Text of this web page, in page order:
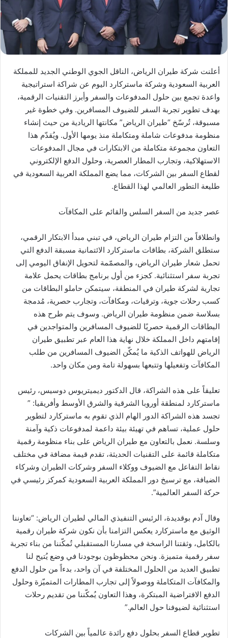
أعلنت شركة طيران الرياض، الناقل الجوي الوطني الجديد للمملكة
العربية السعودية وشركة ماستركارد اليوم عن شراكة استراتيجية
واعدة تجمع بين حلول المدفوعات والسفر وأبرز التقنيات الرقمية،
بهدف تطوير تجربة السفر للضيوف المسافرين. وفي خطوة غير
مسبوقة، تُرسّخ “طيران الرياض” مكانتها الريادية من حيث إنشاء
منظومة مدفوعات شاملة ومتكاملة منذ يومها الأول. ويُقدّم هذا
التعاون مجموعة متكاملة من الابتكارات في مجال المدفوعات
الاستهلاكية، وتجارب المطار العصرية، وحلول الدفع الإلكتروني
لقطاع السفر بين الشركات، مما يضع المملكة العربية السعودية في
طليعة التطور العالمي لهذا القطاع.
عصر جديد من السفر السلس والقائم على المكافآت
وانطلاقاً من التزام طيران الرياض، في تبني مبدأ الابتكار الرقمي،
ستطلق الشركة، بطاقات ماستركارد الائتمانية مسبقة الدفع التي
تحمل شعار طيران الرياض، والمصمّمة لتحويل الإنفاق اليومي إلى
تجربة سفر استثنائية. كجزء من أول برنامج بطاقات يحمل علامة
تجارية لشركة طيران في المنطقة، سيتمكن حاملو البطاقات من
كسب رحلات جوية، وترقيات، ومكافآت، وتجارب حصرية، مُدمجة
بسلاسة ضمن منظومة طيران الرياض. وسوف يتم طرح هذه
البطاقات الرقمية حصريًا للضيوف المسافرين والمتواجدين في
إقامتهم داخل المملكة خلال نهاية هذا العام عبر تطبيق طيران
الرياض للهواتف الذكية ما يُمكّن الضيوف المسافرين من طلب
المكافآت وتفعيلها وتتبعها بسهولة تامة ومن مكان واحد.
تعليقاً على هذه الشراكة، قال الدكتور ديميتريوس دوسيس، رئيس
ماستركارد لمنطقة أوروبا الشرقية والشرق الأوسط وأفريقيا: ”
تجسد هذه الشراكة الدور الهام الذي تقوم به ماستركارد لتطوير
حلول عملية، تساهم في تهيئة بيئة داعمة لمدفوعات ذكية وآمنة
وسلسة. نعمل بالتعاون مع طيران الرياض على بناء منظومة رقمية
متكاملة قائمة على التقنيات الحديثة، تقدم قيمة مضافة في مختلف
نقاط التفاعل مع الضيوف ووكلاء السفر وشركات الطيران وشركاء
الضيافة، مع ترسيخ دور المملكة العربية السعودية كمركز رئيسي في
حركة السفر العالمية”.
وقال آدم بوقديدة، الرئيس التنفيذي المالي لطيران الرياض: “تعاوننا
الوثيق مع ماستركارد يعكس التزامنا بأن نكون شركة طيران رقمية
بالكامل، وثقتنا الراسخة في مسارنا المستقبلي تُمكّننا من بناء تجربة
سفر رقمية متميزة. ونحن محظوظون بوجودنا في وضع يُتيح لنا
تطبيق العديد من الحلول المختلفة في آن واحد، بدءاً من حلول الدفع
والمكافآت المتكاملة ووصولاً إلى تجارب المطارات المتميّزة وحلول
الدفع الافتراضية المبتكرة، وهذا التعاون يُمكّننا من تقديم رحلات
استثنائية لضيوفنا حول العالم.”
تطوير قطاع السفر بحلول دفع رائدة عالمياً بين الشركات